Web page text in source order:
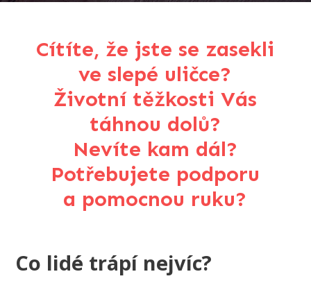
Cítíte, že jste se zasekli
ve slepé uličce?
Životní těžkosti Vás
táhnou dolů?
Nevíte kam dál?
Potřebujete podporu
a pomocnou ruku?
Co lidé trápí nejvíc?